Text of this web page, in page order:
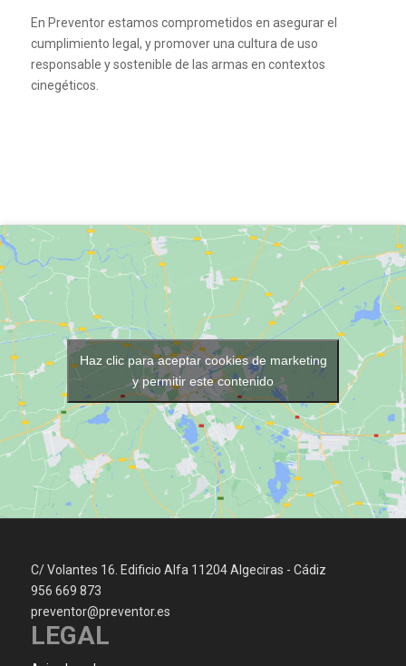
En Preventor estamos comprometidos en asegurar el
cumplimiento legal, y promover una cultura de uso
responsable y sostenible de las armas en contextos
cinegéticos.
Haz clic para aceptar cookies de marketing
y permitir este contenido
C/ Volantes 16. Edificio Alfa 11204 Algeciras - Cádiz
956 669 873
preventor@preventor.es
LEGAL